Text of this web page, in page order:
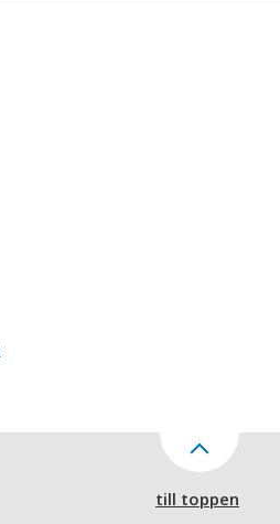
till toppen